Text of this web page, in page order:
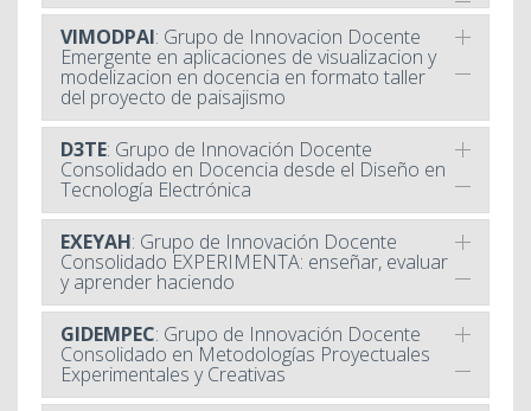
VIMODPAI: Grupo de Innovacion Docente
Emergente en aplicaciones de visualizacion y
modelizacion en docencia en formato taller
del proyecto de paisajismo
D3TE: Grupo de Innovación Docente
Consolidado en Docencia desde el Diseño en
Tecnología Electrónica
EXEYAH: Grupo de Innovación Docente
Consolidado EXPERIMENTA: enseñar, evaluar
y aprender haciendo
GIDEMPEC: Grupo de Innovación Docente
Consolidado en Metodologías Proyectuales
Experimentales y Creativas